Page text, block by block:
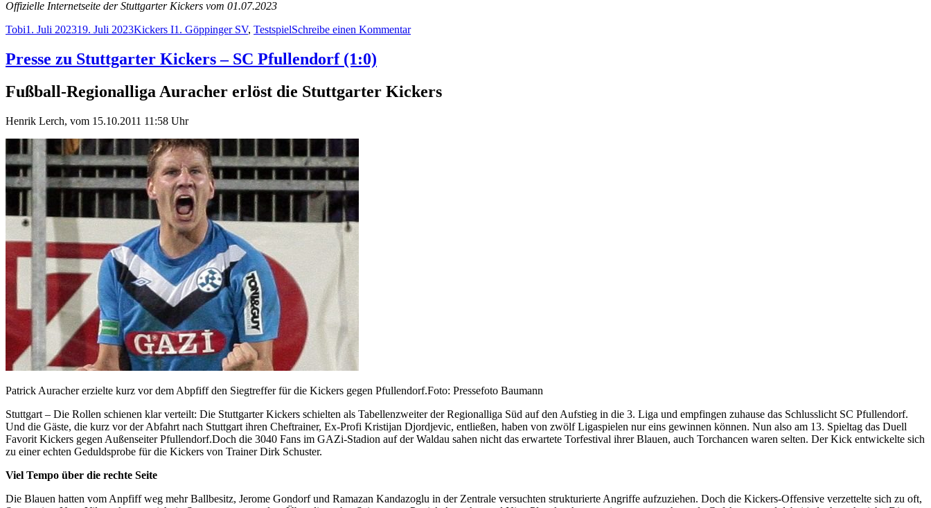
Offizielle Internetseite der Stuttgarter Kickers vom 01.07.2023
Autor
TobiVeröffentlicht
1. Juli 202319. Juli 2023Kategorien
Kickers ISchlagwörter
1. Göppinger SV, TestspielSchreibe einen Kommentarzu
Presse zu Stuttgarter Kickers – SC Pfullendorf (1:0)
Fußball-Regionalliga Auracher erlöst die Stuttgarter Kickers
Henrik Lerch, vom 15.10.2011 11:58 Uhr
Patrick Auracher erzielte kurz vor dem Abpfiff den Siegtreffer für die Kickers gegen Pfullendorf.Foto: Pressefoto Baumann
Stuttgart – Die Rollen schienen klar verteilt: Die Stuttgarter Kickers schielten als Tabellenzweiter der Regionalliga Süd auf den Aufstieg in die 3. Liga und empfingen zuhause das Schlusslicht SC Pfullendorf.
Und die Gäste, die kurz vor der Abfahrt nach Stuttgart ihren Cheftrainer, Ex-Profi Kristijan Djordjevic, entließen, haben von zwölf Ligaspielen nur eins gewinnen können. Nun also am 13. Spieltag das Duell
Favorit Kickers gegen Außenseiter Pfullendorf.Doch die 3040 Fans im GAZi-Stadion auf der Waldau sahen nicht das erwartete Torfestival ihrer Blauen, auch Torchancen waren selten. Der Kick entwickelte sich
zu einer echten Geduldsprobe für die Kickers von Trainer Dirk Schuster.
Viel Tempo über die rechte Seite
Die Blauen hatten vom Anpfiff weg mehr Ballbesitz, Jerome Gondorf und Ramazan Kandazoglu in der Zentrale versuchten strukturierte Angriffe aufzuziehen. Doch die Kickers-Offensive verzettelte sich zu oft,